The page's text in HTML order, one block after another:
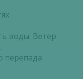
воды. Ветер
перепада